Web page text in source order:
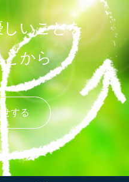
いことを
から
する